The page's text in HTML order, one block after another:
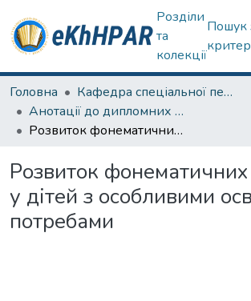
Розділи
та
колекції
Пошук
Головна
Кафедра спеціальної педагогіки і психології та інклюзивної освіти
Анотації до дипломних робіт
Розвиток фонематичних процесів у дітей з особливими освітніми потребами
Розвиток фонематичних
у дітей з особливими
потребами